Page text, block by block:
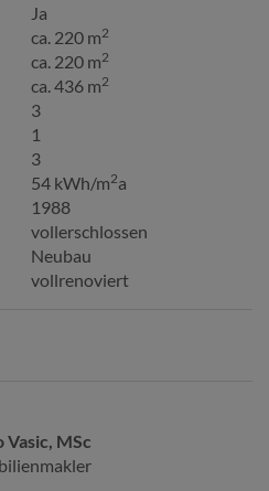
Ja
ca. 220 m2
ca. 220 m2
ca. 436 m2
3
1
3
54 kWh/m2a
1988
vollerschlossen
Neubau
vollrenoviert
Vasic, MSc